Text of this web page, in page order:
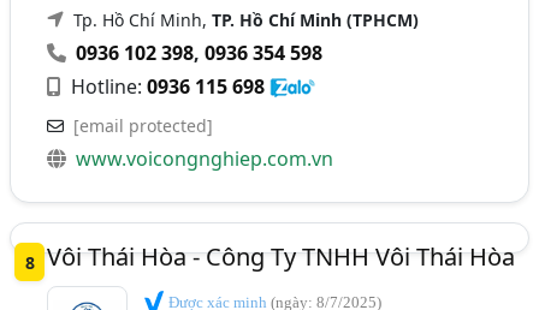
Tp. Hồ Chí Minh,TP. Hồ Chí Minh (TPHCM)
0936 102 398,0936 354 598
Hotline:0936 115 698
[email protected]
www.voicongnghiep.com.vn
8 Vôi Thái Hòa - Công Ty TNHH Vôi Thái Hòa
Được xác minh(ngày: 8/7/2025)